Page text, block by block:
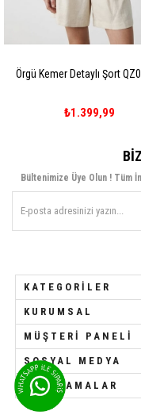
Örgü Kemer Detaylı Şort
₺1.399,99
Bültenimize Üye Olun ! Tüm
KATEGORILER
KURUMSAL
MÜŞTERI PANELI
SOSYAL MEDYA
UYGULAMALAR